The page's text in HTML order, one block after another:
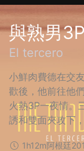
與熟男
El tercero
小鮮肉費德在交
歡後，他前往他
火熱3P一夜情。
誘和雙面夾攻下
1h12m阿根廷